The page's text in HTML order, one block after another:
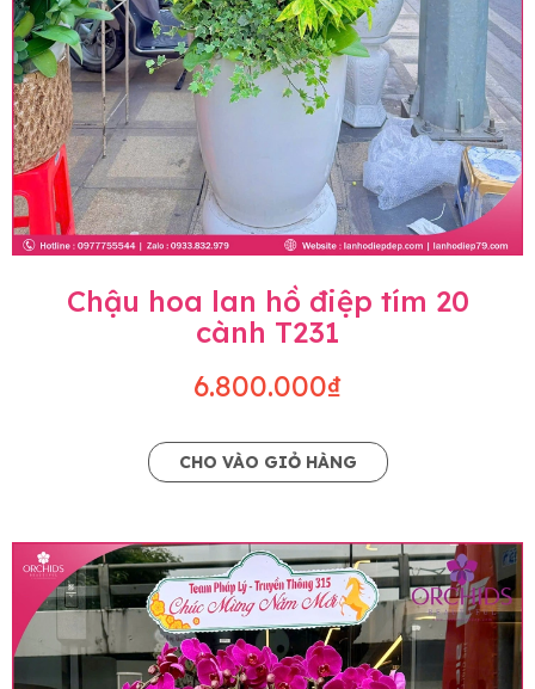
Chậu hoa lan hồ điệp tím 20
cành T231
6.800.000₫
CHO VÀO GIỎ HÀNG